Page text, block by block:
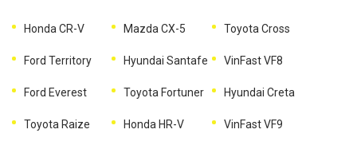
Honda CR-V Mazda CX-5 Toyota Cross
Ford Territory Hyundai Santafe VinFast VF8
Ford Everest Toyota Fortuner Hyundai Creta
Toyota Raize Honda HR-V VinFast VF9